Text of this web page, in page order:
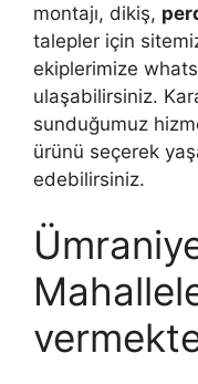
montajı, dikiş,
talepler için
ekiplerimize
ulaşabilirsiniz.
sunduğumuz
ürünü seçerek
edebilirsiniz.